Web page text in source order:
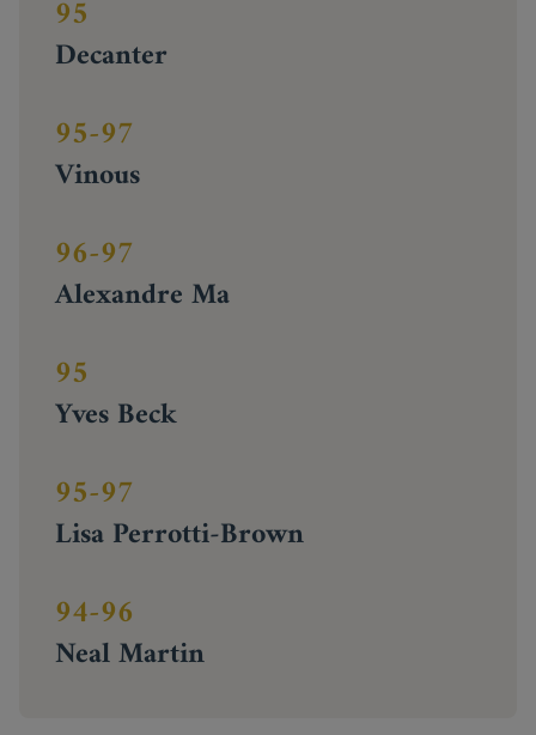
95
Decanter
95-97
Vinous
96-97
Alexandre Ma
95
Yves Beck
95-97
Lisa Perrotti-Brown
94-96
Neal Martin